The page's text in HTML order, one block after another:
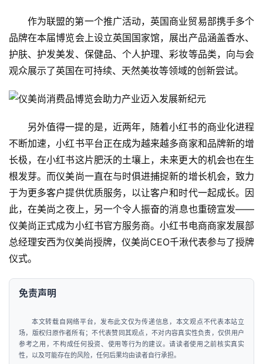
作为联盟的第一个推广活动，英国商业贸易部携手多个
品牌在本届博览会上设立英国国家馆，展出产品涵盖香水、
护肤、护发美发、保健品、个人护理、彩妆等品类，向与会
观众展示了英国在可持续、天然美妆等领域的创新尝试。
另外值得一提的是，近两年，随着小红书的商业化进程
不断加速，小红书平台正在成为越来越多商家和品牌新的增
长极，在小红书这片肥沃的土壤上，未来更大的机会也在生
根发芽。而仪美尚一直在与时俱进捕捉新的增长机会，致力
于为更多客户提供优质服务，以让客户和时代一起成长。因
此，在美尚之夜上，另一个令人振奋的消息也重磅宣发——
仪美尚正式成为小红书官方服务商。小红书电商商家发展部
总经理安西为仪美尚授牌，仪美尚CEO千湫代表参与了授牌
仪式。
免责声明
本文转载自网络平台，发布此文仅为传递信息，本文观点不代表本站立
场，版权归原作者所有；不代表赞同其观点，不对内容真实性负责，仅供用户
参考之用，不构成任何投资、使用等行为的建议。请读者使用之前核实真实
性，以及可能存在的风险，任何后果均由读者自行承担。